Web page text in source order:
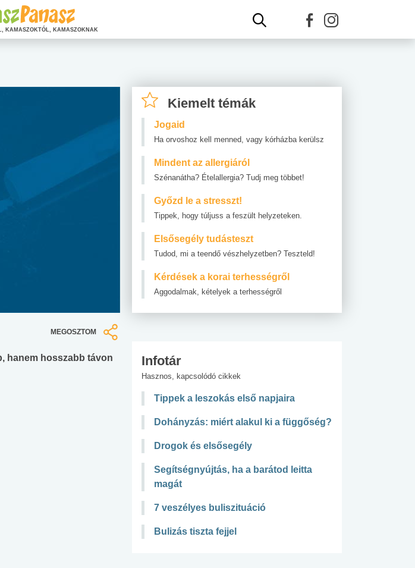
MEGOSZTOM
hanem hosszabb távon
Kiemelt témák
Jogaid
Ha orvoshoz kell menned, vagy kórházba kerülsz
Mindent az allergiáról
Szénanátha? Ételallergia? Tudj meg többet!
Győzd le a stresszt!
Tippek, hogy túljuss a feszült helyzeteken.
Elsősegély tudásteszt
Tudod, mi a teendő vészhelyzetben? Teszteld!
Kérdések a korai terhességről
Aggodalmak, kételyek a terhességről
Infotár
Hasznos, kapcsolódó cikkek
Tippek a leszokás első napjaira
Dohányzás: miért alakul ki a függőség?
Drogok és elsősegély
Segítségnyújtás, ha a barátod leitta
magát
7 veszélyes buliszituáció
Bulizás tiszta fejjel
KAMASZOKTÓL, KAMASZOKNAK